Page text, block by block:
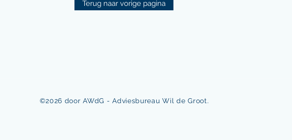
Terug naar vorige pagina
©2026 door AWdG - Adviesbureau Wil de Groot.